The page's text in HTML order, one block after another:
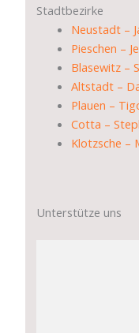
Stadtbezirke
Neustadt –
Pieschen –
Blasewitz –
Altstadt –
Plauen –
Cotta –
Klotzsche –
Unterstütze uns